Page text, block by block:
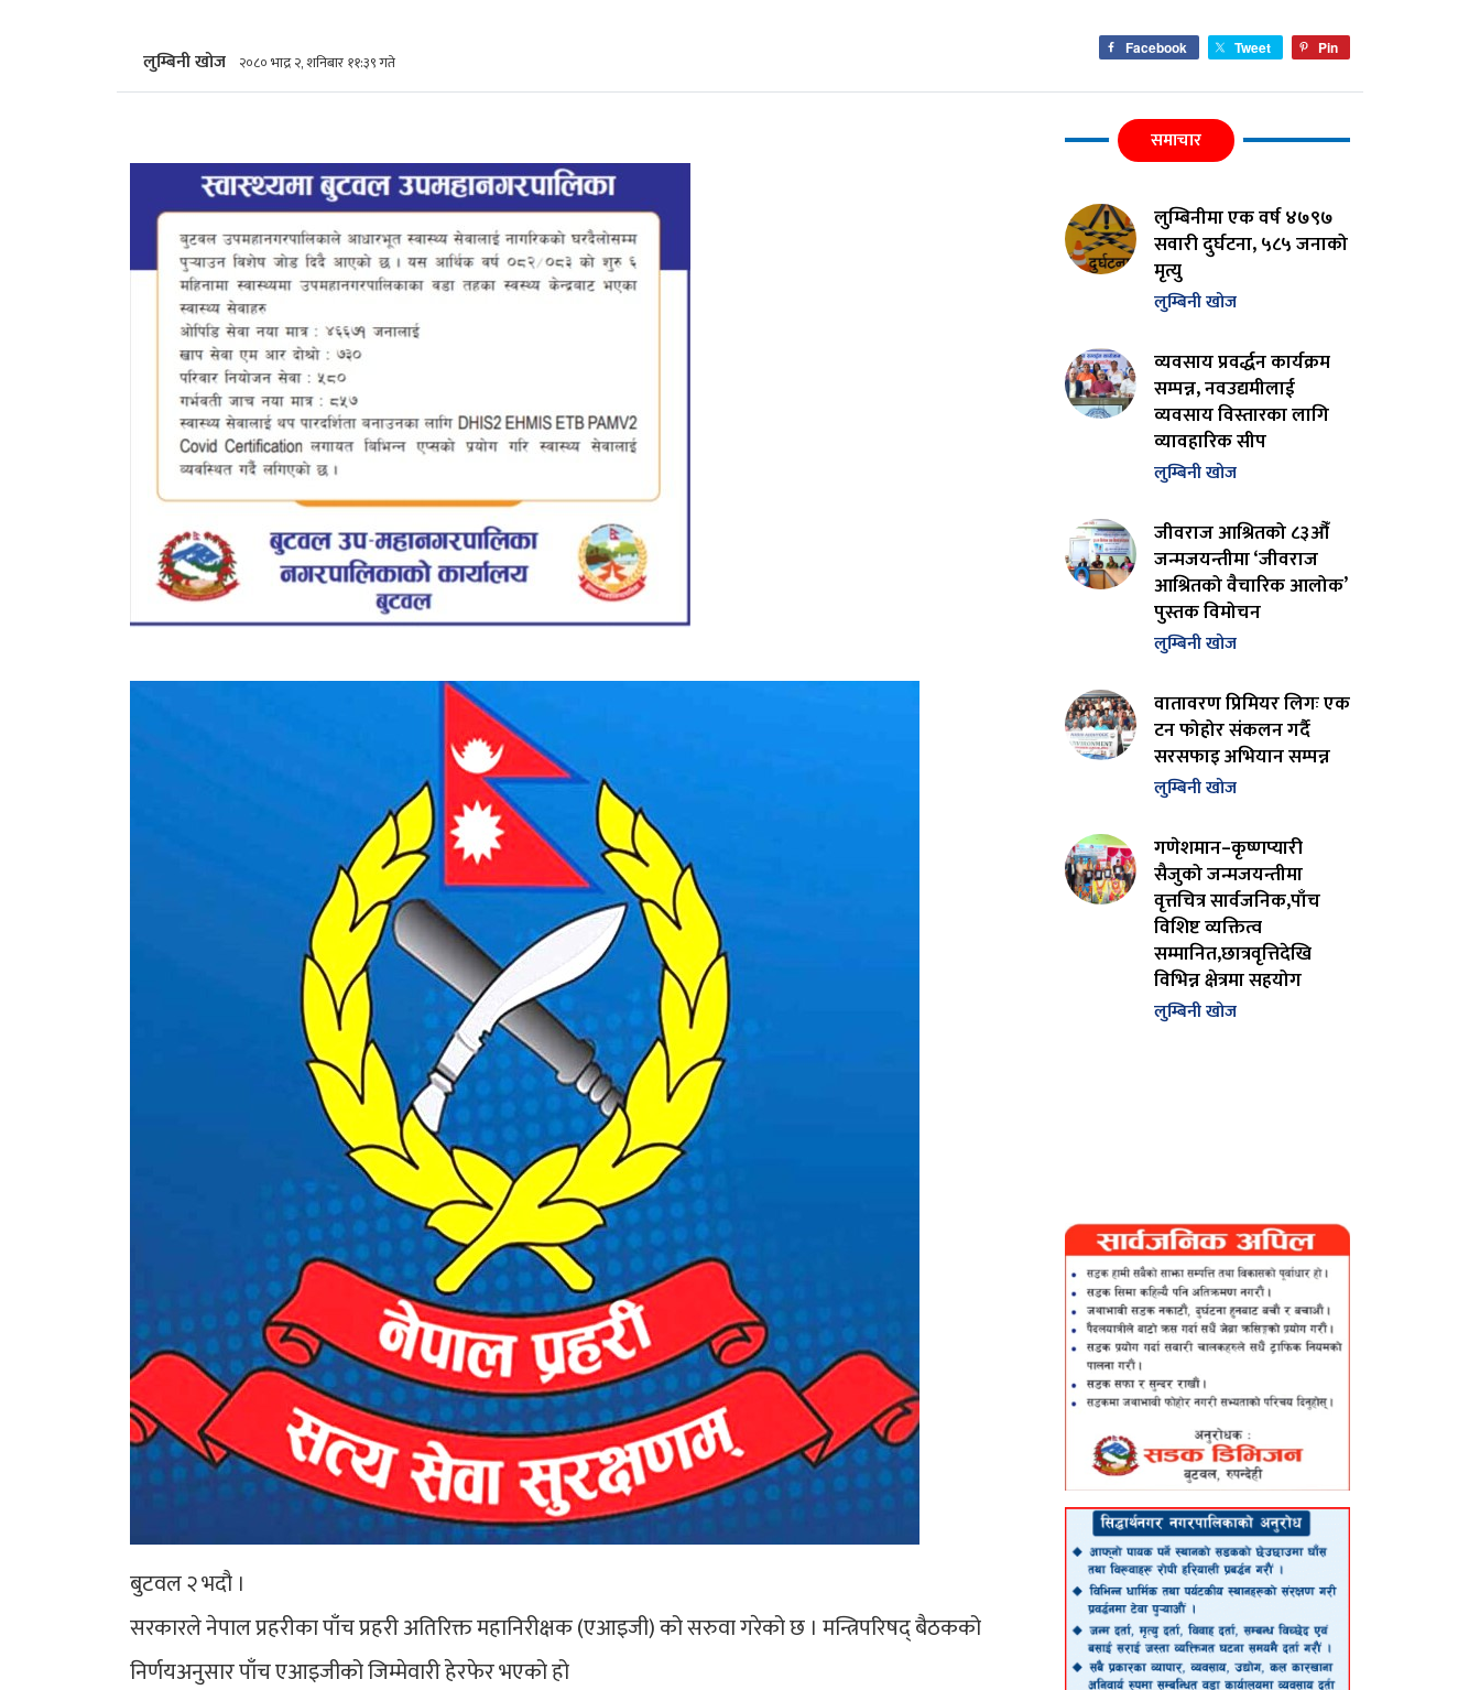
लुम्बिनी खोज २०८० भाद्र २, शनिबार ११:३९ गते
Facebook Tweet Pin
बुटवल २ भदौ ।
सरकारले नेपाल प्रहरीका पाँच प्रहरी अतिरिक्त महानिरीक्षक (एआइजी) को सरुवा गरेको छ । मन्त्रिपरिषद् बैठकको
निर्णयअनुसार पाँच एआइजीको जिम्मेवारी हेरफेर भएको हो
समाचार
लुम्बिनीमा एक वर्ष ४७९७
सवारी दुर्घटना, ५८५ जनाको
मृत्यु
लुम्बिनी खोज
व्यवसाय प्रवर्द्धन कार्यक्रम
सम्पन्न, नवउद्यमीलाई
व्यवसाय विस्तारका लागि
व्यावहारिक सीप
लुम्बिनी खोज
जीवराज आश्रितको ८३औँ
जन्मजयन्तीमा ‘जीवराज
आश्रितको वैचारिक आलोक’
पुस्तक विमोचन
लुम्बिनी खोज
वातावरण प्रिमियर लिगः एक
टन फोहोर संकलन गर्दै
सरसफाइ अभियान सम्पन्न
लुम्बिनी खोज
गणेशमान–कृष्णप्यारी
सैजुको जन्मजयन्तीमा
वृत्तचित्र सार्वजनिक,पाँच
विशिष्ट व्यक्तित्व
सम्मानित,छात्रवृत्तिदेखि
विभिन्न क्षेत्रमा सहयोग
लुम्बिनी खोज